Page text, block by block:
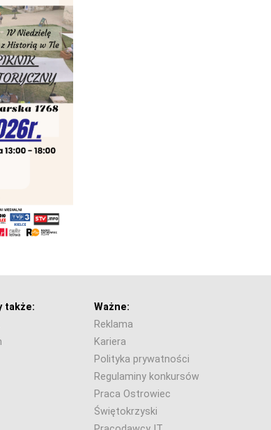
także:
Ważne:
Reklama
Kariera
Polityka prywatności
Regulaminy konkursów
Praca Ostrowiec
Świętokrzyski